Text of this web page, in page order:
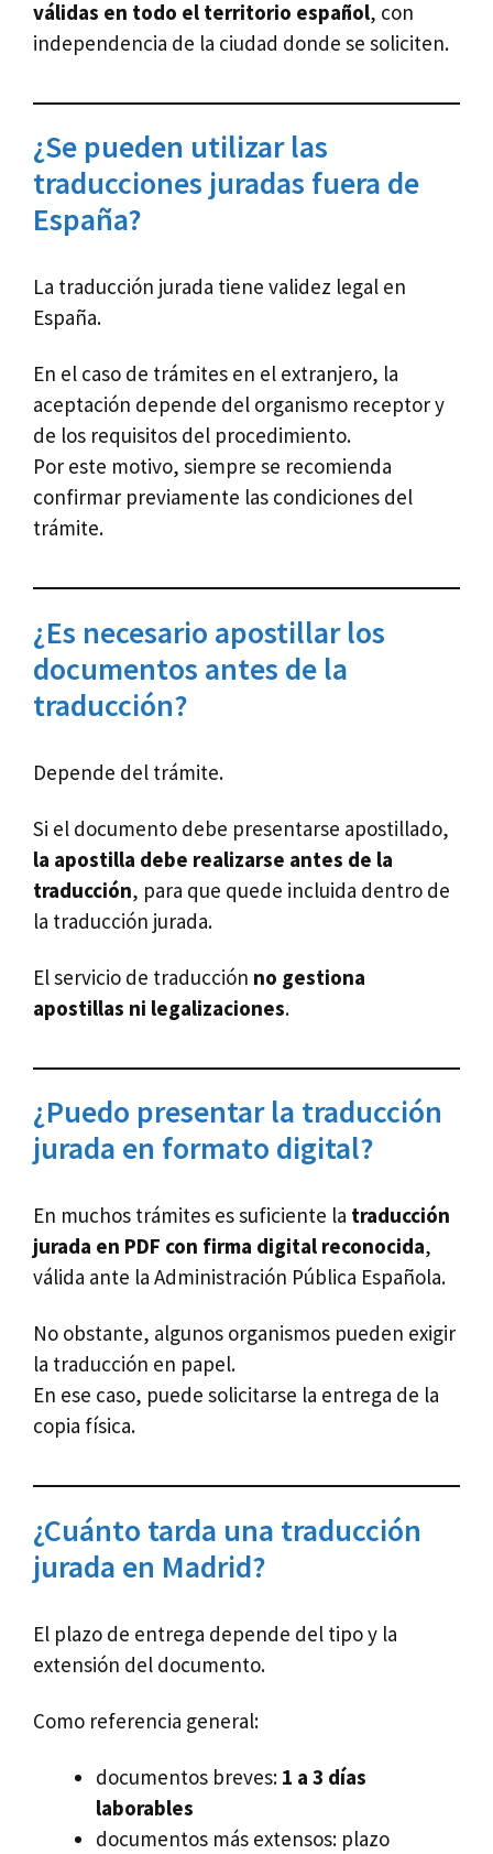
válidas en todo el territorio español, con
independencia de la ciudad donde se soliciten.
¿Se pueden utilizar las
traducciones juradas fuera de
España?
La traducción jurada tiene validez legal en
España.
En el caso de trámites en el extranjero, la
aceptación depende del organismo receptor y
de los requisitos del procedimiento.
Por este motivo, siempre se recomienda
confirmar previamente las condiciones del
trámite.
¿Es necesario apostillar los
documentos antes de la
traducción?
Depende del trámite.
Si el documento debe presentarse apostillado,
la apostilla debe realizarse antes de la
traducción, para que quede incluida dentro de
la traducción jurada.
El servicio de traducción no gestiona
apostillas ni legalizaciones.
¿Puedo presentar la traducción
jurada en formato digital?
En muchos trámites es suficiente la traducción
jurada en PDF con firma digital reconocida,
válida ante la Administración Pública Española.
No obstante, algunos organismos pueden exigir
la traducción en papel.
En ese caso, puede solicitarse la entrega de la
copia física.
¿Cuánto tarda una traducción
jurada en Madrid?
El plazo de entrega depende del tipo y la
extensión del documento.
Como referencia general:
documentos breves: 1 a 3 días
laborables
documentos más extensos: plazo